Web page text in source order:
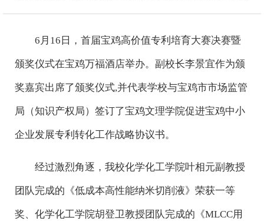
6月16日，首届宝鸡高价值专利培育大赛决赛暨
颁奖仪式在宝鸡万福酒店举办。副校长李景宜作为颁
奖嘉宾出席了颁奖仪式,并代表学校与宝鸡市市场监管
局（知识产权局）签订了宝鸡文理学院促进宝鸡中小
企业发展专利转化工作战略协议书。
经过激烈角逐，我校化学化工学院叶相元副教授
团队完成的《低成本高性能纳米切削液》荣获一等
奖、化学化工学院胡登卫教授团队完成的《MLCC用